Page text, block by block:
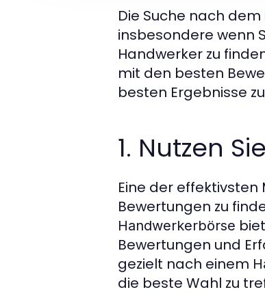
Die Suche nach
insbesondere wenn
Handwerker zu
mit den besten
besten Ergebnisse
1. Nutzen
Eine der
Bewertungen zu
Handwerkerbörse
Bewertungen und
gezielt nach einem
die beste Wahl zu